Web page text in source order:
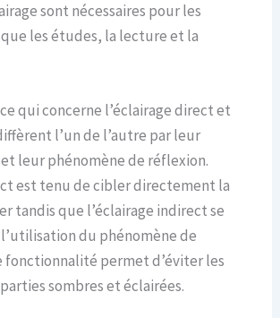
sont nécessaires pour les
les études, la lecture et la
qui concerne l’éclairage direct et
l’un de l’autre par leur
leur phénomène de réflexion.
est tenu de cibler directement la
tandis que l’éclairage indirect se
du phénomène de
fonctionnalité permet d’éviter les
sombres et éclairées.